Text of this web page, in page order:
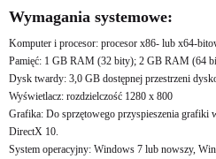
Wymagania systemowe:
Komputer i procesor: procesor x86- lub x64-
Pamięć: 1 GB RAM (32 bity); 2 GB RAM (64
Dysk twardy: 3,0 GB dostępnej przestrzeni
Wyświetlacz: rozdzielczość 1280 x 800
Grafika: Do sprzętowego przyspieszenia grafiki
DirectX 10.
System operacyjny: Windows 7 lub nowszy,